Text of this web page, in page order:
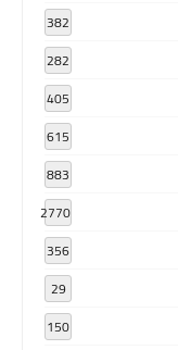
382
282
405
615
883
2770
356
29
150